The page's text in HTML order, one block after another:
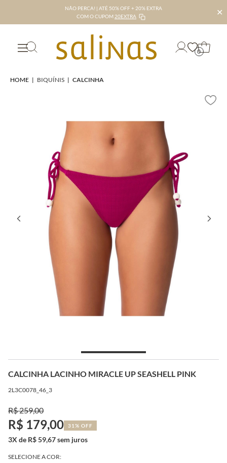
NÃO PERCA! | ATÉ 50% OFF + 20% EXTRA
COM O CUPOM 20EXTRA ✕
0
HOME | BIQUÍNIS | CALCINHA
CALCINHA LACINHO MIRACLE UP SEASHELL PINK
2L3C0078_46_3
R$ 259,00
R$ 179,00 31% OFF
3X de R$ 59,67 sem juros
SELECIONE A COR: